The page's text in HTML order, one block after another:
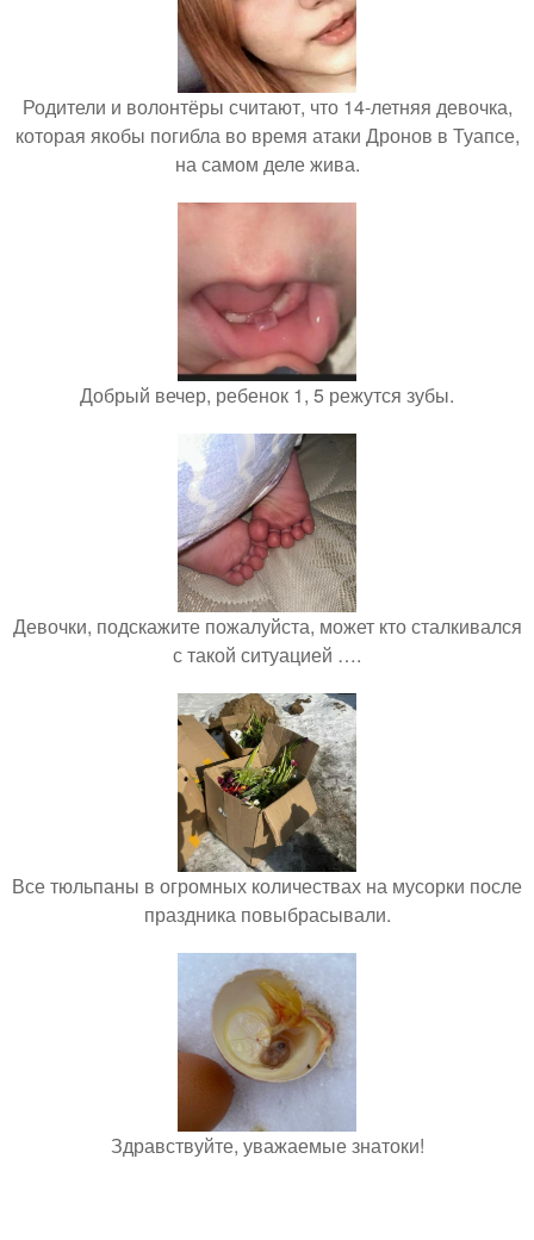
Родители и волонтёры считают, что 14-летняя девочка,
которая якобы погибла во время атаки Дронов в Туапсе,
на самом деле жива.
Добрый вечер, ребенок 1, 5 режутся зубы.
Девочки, подскажите пожалуйста, может кто сталкивался
с такой ситуацией ….
Все тюльпаны в огромных количествах на мусорки после
праздника повыбрасывали.
Здравствуйте, уважаемые знатоки!